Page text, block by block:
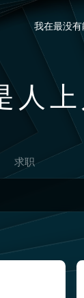
我在最没有
人上
求职